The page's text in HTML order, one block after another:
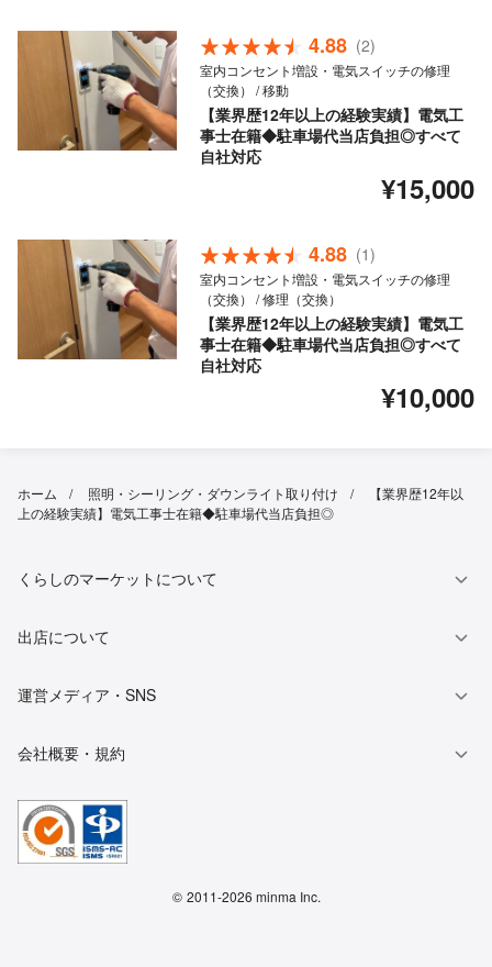
4.88 (2)
室内コンセント増設・電気スイッチの修理
（交換） / 移動
【業界歴12年以上の経験実績】電気工
事士在籍◆駐車場代当店負担◎すべて
自社対応
¥15,000
4.88 (1)
室内コンセント増設・電気スイッチの修理
（交換） / 修理（交換）
【業界歴12年以上の経験実績】電気工
事士在籍◆駐車場代当店負担◎すべて
自社対応
¥10,000
ホーム 照明・シーリング・ダウンライト取り付け
【業界歴12年以
上の経験実績】電気工事士在籍◆駐車場代当店負担◎
くらしのマーケットについて
出店について
運営メディア・SNS
会社概要・規約
© 2011-2026 minma Inc.